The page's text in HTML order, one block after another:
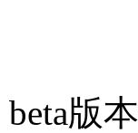
beta版